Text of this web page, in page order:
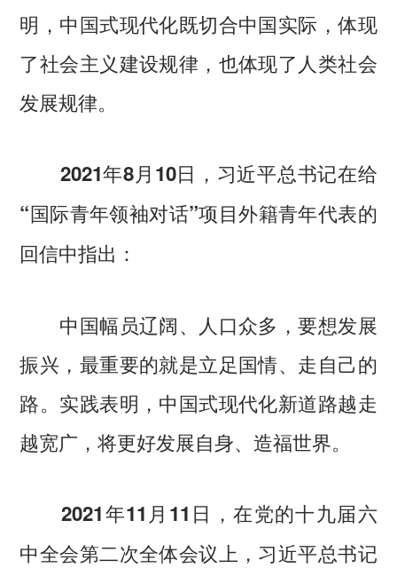
明，中国式现代化既切合中国实际，体现
了社会主义建设规律，也体现了人类社会
发展规律。
2021年8月10日，习近平总书记在给
“国际青年领袖对话”项目外籍青年代表的
回信中指出：
中国幅员辽阔、人口众多，要想发展
振兴，最重要的就是立足国情、走自己的
路。实践表明，中国式现代化新道路越走
越宽广，将更好发展自身、造福世界。
2021年11月11日，在党的十九届六
中全会第二次全体会议上，习近平总书记